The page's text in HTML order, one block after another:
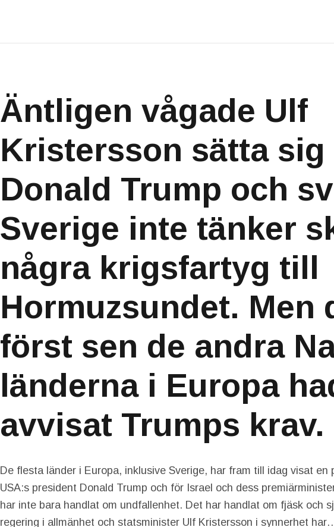
Äntligen vågade Ulf
Kristersson sätta
Donald Trump och
Sverige inte tänker
några krigsfartyg till
Hormuzsundet. Men
först sen de andra
länderna i Europa
avvisat Trumps krav.
De flesta länder i Europa, inklusive Sverige, har fram till idag visat
USA:s president Donald Trump och för Israel och dess
har inte bara handlat om undfallenhet. Det har handlat om fjäsk och
regering i allmänhet och statsminister Ulf Kristersson i synnerhet